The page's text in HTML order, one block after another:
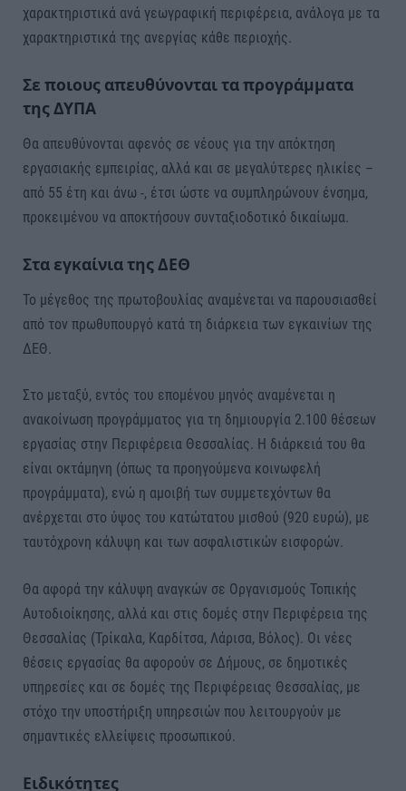
χαρακτηριστικά ανά γεωγραφική περιφέρεια, ανάλογα με τα
χαρακτηριστικά της ανεργίας κάθε περιοχής.
Σε ποιους απευθύνονται τα προγράμματα
της ΔΥΠΑ
Θα απευθύνονται αφενός σε νέους για την απόκτηση
εργασιακής εμπειρίας, αλλά και σε μεγαλύτερες ηλικίες –
από 55 έτη και άνω -, έτσι ώστε να συμπληρώνουν ένσημα,
προκειμένου να αποκτήσουν συνταξιοδοτικό δικαίωμα.
Στα εγκαίνια της ΔΕΘ
Το μέγεθος της πρωτοβουλίας αναμένεται να παρουσιασθεί
από τον πρωθυπουργό κατά τη διάρκεια των εγκαινίων της
ΔΕΘ.
Στο μεταξύ, εντός του επομένου μηνός αναμένεται η
ανακοίνωση προγράμματος για τη δημιουργία 2.100 θέσεων
εργασίας στην Περιφέρεια Θεσσαλίας. Η διάρκειά του θα
είναι οκτάμηνη (όπως τα προηγούμενα κοινωφελή
προγράμματα), ενώ η αμοιβή των συμμετεχόντων θα
ανέρχεται στο ύψος του κατώτατου μισθού (920 ευρώ), με
ταυτόχρονη κάλυψη και των ασφαλιστικών εισφορών.
Θα αφορά την κάλυψη αναγκών σε Οργανισμούς Τοπικής
Αυτοδιοίκησης, αλλά και στις δομές στην Περιφέρεια της
Θεσσαλίας (Τρίκαλα, Καρδίτσα, Λάρισα, Βόλος). Οι νέες
θέσεις εργασίας θα αφορούν σε Δήμους, σε δημοτικές
υπηρεσίες και σε δομές της Περιφέρειας Θεσσαλίας, με
στόχο την υποστήριξη υπηρεσιών που λειτουργούν με
σημαντικές ελλείψεις προσωπικού.
Ειδικότητες